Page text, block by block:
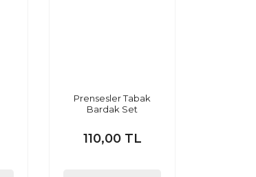
Prensesler Tabak
Bardak Set
110,00 TL